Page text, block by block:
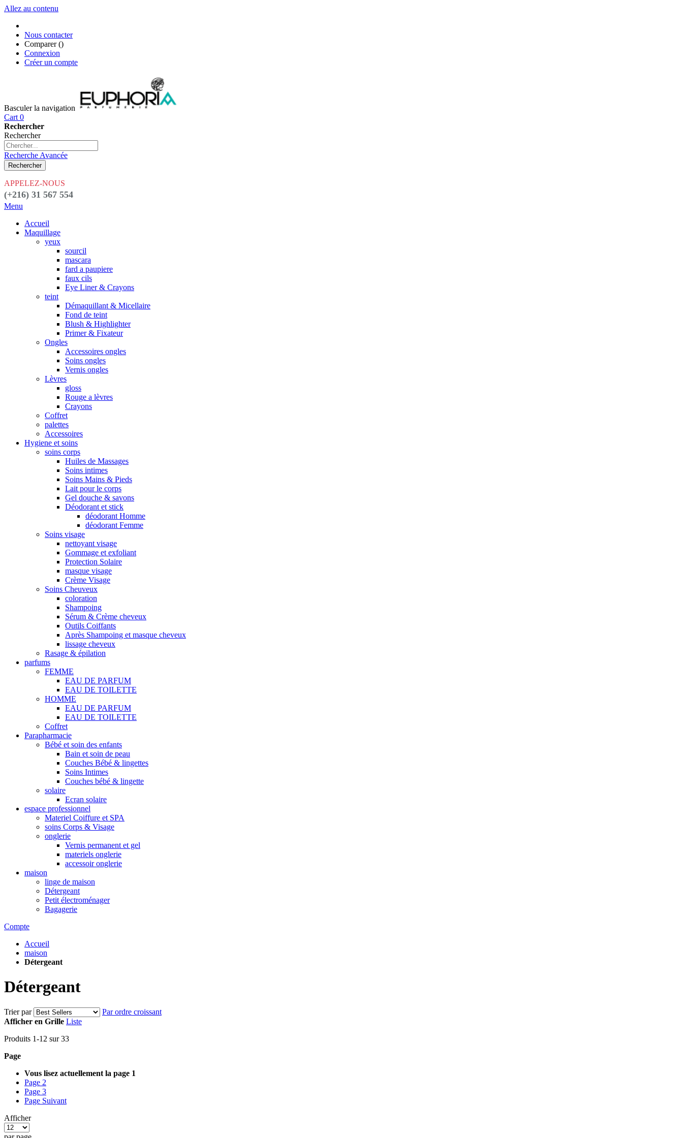
Allez au contenu
Nous contacter
Comparer ()
Connexion
Créer un compte
Basculer la navigation
Cart 0
Rechercher
Rechercher
Recherche Avancée
Rechercher
APPELEZ-NOUS
(+216) 31 567 554
Menu
Accueil
Maquillage
yeux
sourcil
mascara
fard a paupiere
faux cils
Eye Liner & Crayons
teint
Démaquillant & Micellaire
Fond de teint
Blush & Highlighter
Primer & Fixateur
Ongles
Accessoires ongles
Soins ongles
Vernis ongles
Lèvres
gloss
Rouge a lèvres
Crayons
Coffret
palettes
Accessoires
Hygiene et soins
soins corps
Huiles de Massages
Soins intimes
Soins Mains & Pieds
Lait pour le corps
Gel douche & savons
Déodorant et stick
déodorant Homme
déodorant Femme
Soins visage
nettoyant visage
Gommage et exfoliant
Protection Solaire
masque visage
Crème Visage
Soins Cheuveux
coloration
Shampoing
Sérum & Crème cheveux
Outils Coiffants
Après Shampoing et masque cheveux
lissage cheveux
Rasage & épilation
parfums
FEMME
EAU DE PARFUM
EAU DE TOILETTE
HOMME
EAU DE PARFUM
EAU DE TOILETTE
Coffret
Parapharmacie
Bébé et soin des enfants
Bain et soin de peau
Couches Bébé & lingettes
Soins Intimes
Couches bébé & lingette
solaire
Ecran solaire
espace professionnel
Materiel Coiffure et SPA
soins Corps & Visage
onglerie
Vernis permanent et gel
materiels onglerie
accessoir onglerie
maison
linge de maison
Détergeant
Petit électroménager
Bagagerie
Compte
Accueil
maison
Détergeant
Détergeant
Trier par
Par ordre croissant
Afficher en Grille Liste
Produits 1-12 sur33
Page
Vous lisez actuellement la page 1
Page 2
Page 3
Page Suivant
Afficher